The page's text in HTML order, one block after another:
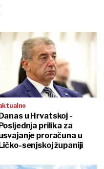
Danas u Hrvatskoj -
Posljednja prilika za
proračuna u
Ličko-senjskoj županiji